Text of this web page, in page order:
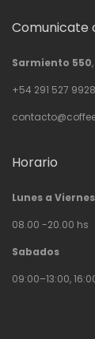
Comunicate
Sarmiento 550
+54 291 527 9928
Horario
Lunes a Viernes
08.00 -20.00 hs
Sabados
09:00–13:00,